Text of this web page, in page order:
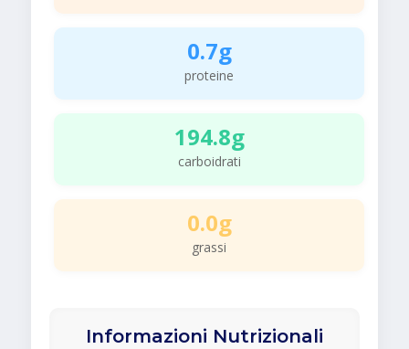
0.7g
proteine
194.8g
carboidrati
0.0g
grassi
Informazioni Nutrizionali